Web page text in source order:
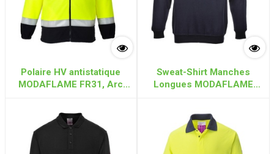
Polaire HV antistatique
MODAFLAME FR31, Arc
Sweat-Shirt Manches
Longues MODAFLAME
(Marine)